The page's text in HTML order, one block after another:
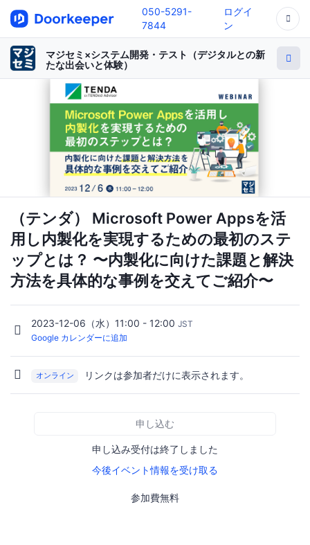
050-5291-
7844
ログイ
ン
マジセミ×システム開発・テスト（デジタルとの新
たな出会いと体験）
（テンダ） Microsoft Power Appsを活
用し内製化を実現するための最初のステ
ップとは？ 〜内製化に向けた課題と解決
方法を具体的な事例を交えてご紹介〜
2023-12-06（水）11:00 - 12:00 JST
Google カレンダーに追加
オンライン リンクは参加者だけに表示されます。
申し込む
申し込み受付は終了しました
今後イベント情報を受け取る
参加費無料